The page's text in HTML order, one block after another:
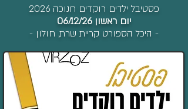
פסטיבל ילדים רוקדים חנוכה 2026
יום ראשון 06/12/26
- היכל הספורט קריית שרת, חולון -